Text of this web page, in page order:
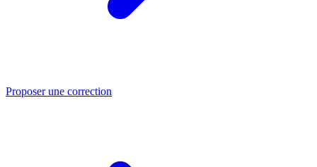
Proposer une correction